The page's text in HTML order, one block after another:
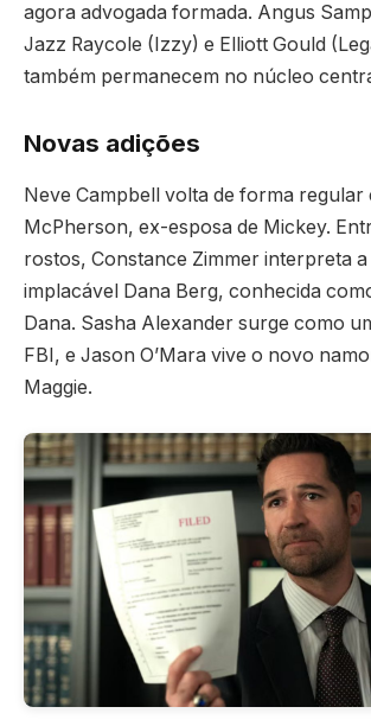
agora advogada formada. Angus
Jazz Raycole (Izzy) e Elliott Gould
também permanecem no núcleo
Novas adições
Neve Campbell volta de forma regular
McPherson, ex-esposa de Mickey.
rostos, Constance Zimmer interpreta
implacável Dana Berg, conhecida
Dana. Sasha Alexander surge como
FBI, e Jason O’Mara vive o novo
Maggie.